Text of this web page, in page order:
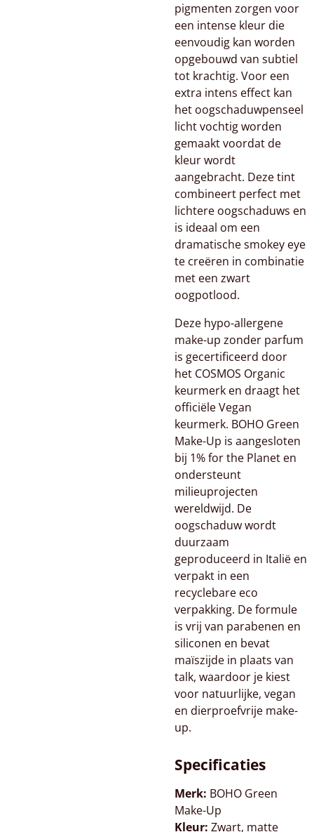
pigmenten zorgen voor
een intense kleur die
eenvoudig kan worden
opgebouwd van subtiel
tot krachtig. Voor een
extra intens effect kan
het oogschaduwpenseel
licht vochtig worden
gemaakt voordat de
kleur wordt
aangebracht. Deze tint
combineert perfect met
lichtere oogschaduws en
is ideaal om een
dramatische smokey eye
te creëren in combinatie
met een zwart
oogpotlood.
Deze hypo-allergene
make-up zonder parfum
is gecertificeerd door
het COSMOS Organic
keurmerk en draagt het
officiële Vegan
keurmerk. BOHO Green
Make-Up is aangesloten
bij 1% for the Planet en
ondersteunt
milieuprojecten
wereldwijd. De
oogschaduw wordt
duurzaam
geproduceerd in Italië en
verpakt in een
recyclebare eco
verpakking. De formule
is vrij van parabenen en
siliconen en bevat
maïszijde in plaats van
talk, waardoor je kiest
voor natuurlijke, vegan
en dierproefvrije make-
up.
Specificaties
Merk: BOHO Green
Make-Up
Kleur: Zwart, matte